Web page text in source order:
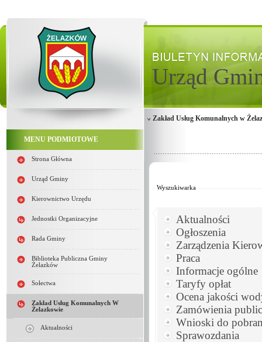
Urząd
MENU PODMIOTOWE
Strona Główna
Urząd Gminy
Kierownictwo Urzędu
Jednostki Organizacyjne
Rada Gminy
Biblioteka Publiczna Gminy
Żelazków
Sołectwa
Zakład Usług Komunalnych W
Żelazkowie
Aktualności
Zakład Usług Komunalnych w
Wyszukiwarka
Aktualności
Ogłoszenia
Zarządzenia
Praca
Informacje ogólne
Taryfy opłat
Ocena jakości
Zamówienia
Wnioski do
Sprawozdania